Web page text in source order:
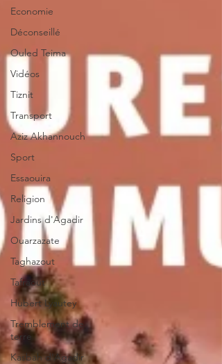
Economie
Déconseillé
Ouled Teima
Vidéos
Tiznit
Transport
Aziz Akhannouch
Sport
Essaouira
Religion
Jardins d'Agadir
Ouarzazate
Taghazout
Tafraout
Hubert Lyautey
Tremblement de
terre
Kasbah d'Agadir